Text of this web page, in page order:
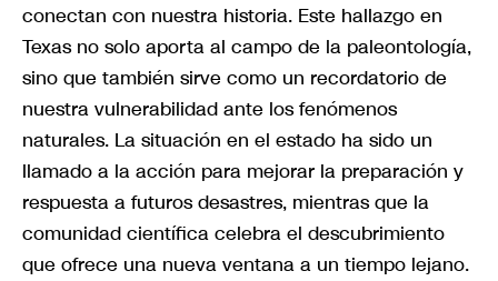
conectan con nuestra historia. Este hallazgo en
Texas no solo aporta al campo de la paleontología,
sino que también sirve como un recordatorio de
nuestra vulnerabilidad ante los fenómenos
naturales. La situación en el estado ha sido un
llamado a la acción para mejorar la preparación y
respuesta a futuros desastres, mientras que la
comunidad científica celebra el descubrimiento
que ofrece una nueva ventana a un tiempo lejano.